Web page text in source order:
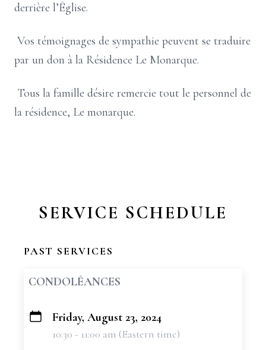
derrière l’Église.
Vos témoignages de sympathie peuvent se traduire
par un don à la Résidence Le Monarque.
Tous la famille désire remercie tout le personnel de
la résidence, Le monarque.
SERVICE SCHEDULE
PAST SERVICES
CONDOLÉANCES
+
Friday, August 23, 2024
10:30 - 11:00 am (Eastern time)